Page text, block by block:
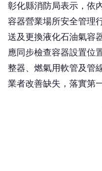
彰化縣消防局表示，依
容器營業場所安全管理
送及更換液化石油氣容
應同步檢查容器設置位
整器、燃氣用軟管及管
業者改善缺失，落實第